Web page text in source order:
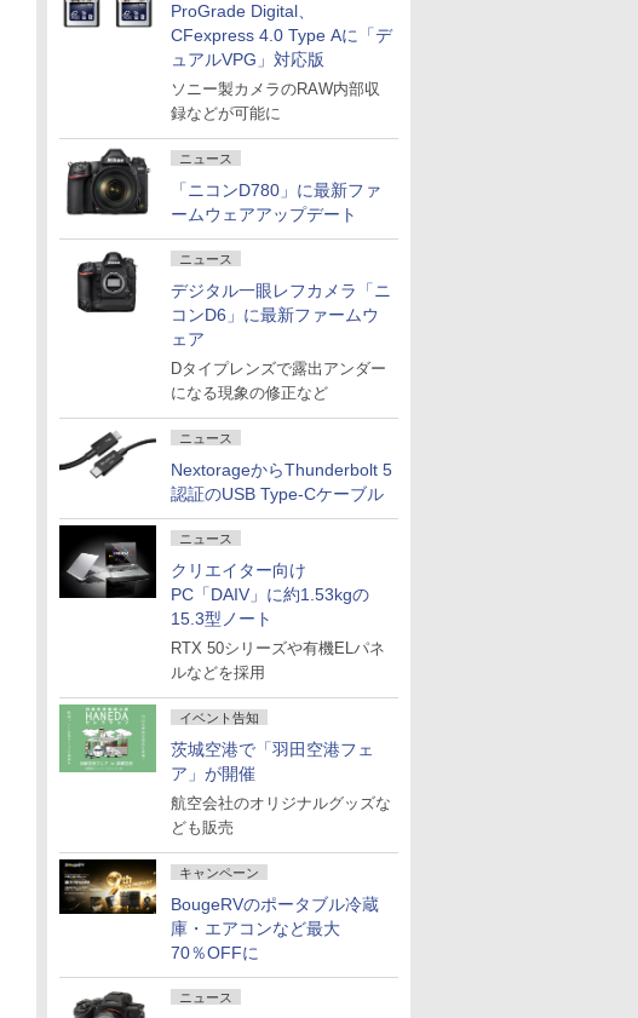
ProGrade Digital、
CFexpress 4.0 Type Aに「デ
ュアルVPG」対応版
ソニー製カメラのRAW内部収
録などが可能に
ニュース
「ニコンD780」に最新ファ
ームウェアアップデート
ニュース
デジタル一眼レフカメラ「ニ
コンD6」に最新ファームウ
ェア
Dタイプレンズで露出アンダー
になる現象の修正など
ニュース
NextorageからThunderbolt 5
認証のUSB Type-Cケーブル
ニュース
クリエイター向け
PC「DAIV」に約1.53kgの
15.3型ノート
RTX 50シリーズや有機ELパネ
ルなどを採用
イベント告知
茨城空港で「羽田空港フェ
ア」が開催
航空会社のオリジナルグッズな
ども販売
キャンペーン
BougeRVのポータブル冷蔵
庫・エアコンなど最大
70％OFFに
ニュース